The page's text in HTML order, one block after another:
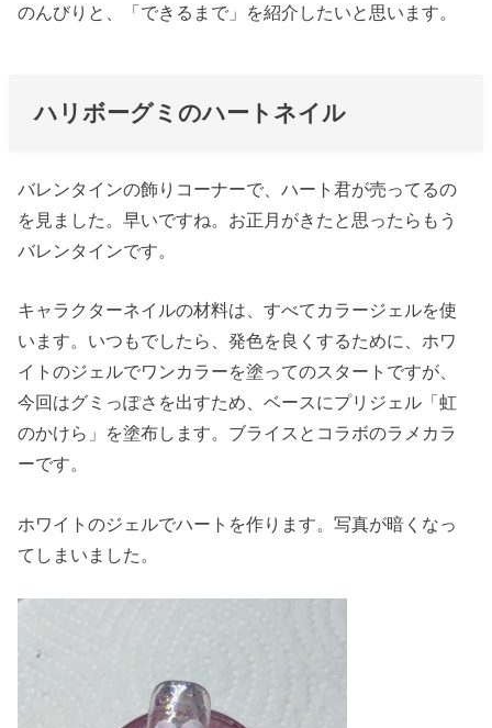
のんびりと、「できるまで」を紹介したいと思います。
ハリボーグミのハートネイル
バレンタインの飾りコーナーで、ハート君が売ってるの
を見ました。早いですね。お正月がきたと思ったらもう
バレンタインです。
キャラクターネイルの材料は、すべてカラージェルを使
います。いつもでしたら、発色を良くするために、ホワ
イトのジェルでワンカラーを塗ってのスタートですが、
今回はグミっぽさを出すため、ベースにプリジェル「虹
のかけら」を塗布します。ブライスとコラボのラメカラ
ーです。
ホワイトのジェルでハートを作ります。写真が暗くなっ
てしまいました。